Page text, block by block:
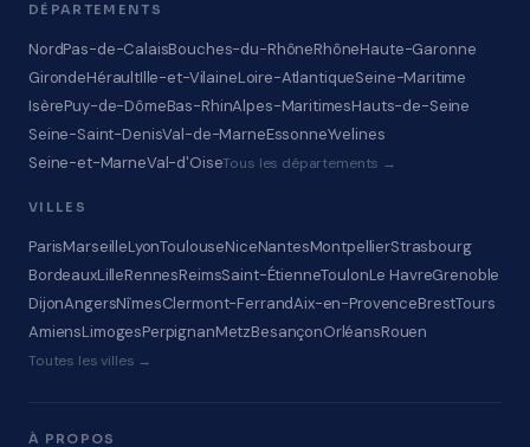
DÉPARTEMENTS
NordPas-de-CalaisBouches-du-RhôneRhôneHaute-Garonne
GirondeHéraultIlle-et-VilaineLoire-AtlantiqueSeine-Maritime
IsèrePuy-de-DômeBas-RhinAlpes-MaritimesHauts-de-Seine
Seine-Saint-DenisVal-de-MarneEssonneYvelines
Seine-et-MarneVal-d'OiseTous les départements →
VILLES
ParisMarseilleLyonToulouseNiceNantesMontpellierStrasbourg
BordeauxLilleRennesReimsSaint-ÉtienneToulonLe HavreGrenoble
DijonAngersNîmesClermont-FerrandAix-en-ProvenceBrestTours
AmiensLimogesPerpignanMetzBesançonOrléansRouen
Toutes les villes →
À PROPOS